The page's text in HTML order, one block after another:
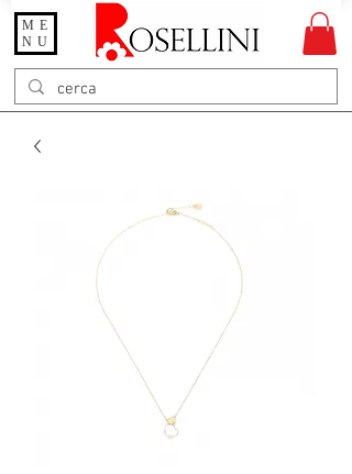
Gioielleria Rosellini
Rosellini online
ME
NU